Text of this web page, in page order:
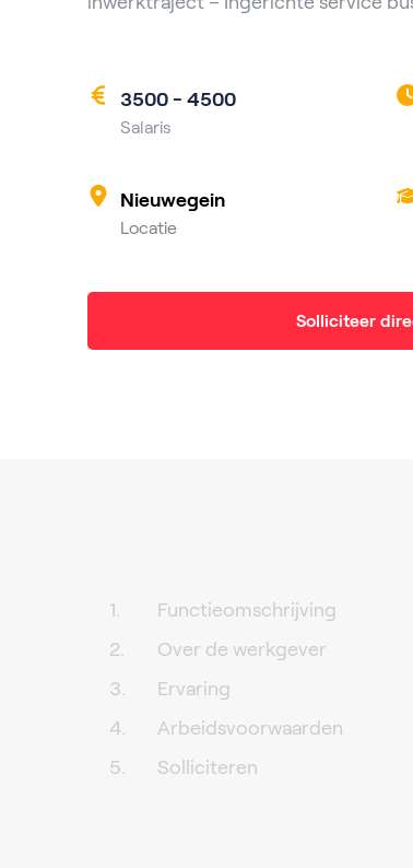
3500 - 4500
Salaris
Nieuwegein
Locatie
Solliciteer
Functieomschrijving
Over de werkgever
Ervaring
Arbeidsvoorwaarden
Solliciteren